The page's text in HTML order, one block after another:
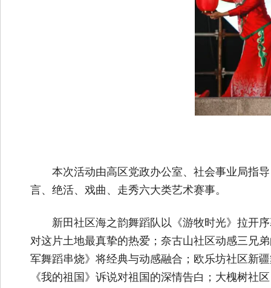
本次活动由高区党政办公室、社会事业局指
言、绝活、戏曲、走秀六大类艺术赛事。
新田社区海之韵舞蹈队以《游牧时光》拉开
对这片土地最真挚的热爱；奈古山社区动感三兄
军舞蹈串烧》将经典与动感融合；欧乐坊社区新
《我的祖国》诉说对祖国的深情告白；大槐树社